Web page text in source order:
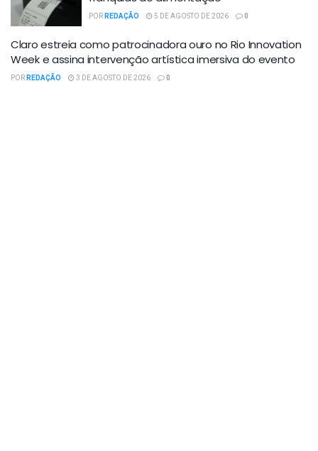
PORREDAÇÃO 5 DE AGOSTO DE 2026 0
Claro estreia como patrocinadora ouro no Rio Innovation
Week e assina intervenção artística imersiva do evento
PORREDAÇÃO 3 DE AGOSTO DE 2026 0